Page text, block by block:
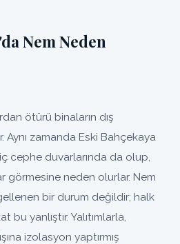
Nem Neden
ötürü binaların dış
zamanda Eski Bahçekaya
cephe duvarlarında da olup,
görmesine neden olurlar. Nem
bir durum değildir; halk
bu yanlıştır. Yalıtımlarla,
izolasyon yaptırmış